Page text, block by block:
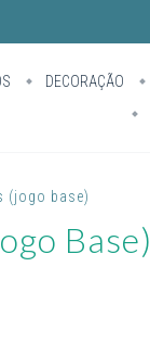
DECORAÇÃO
(jogo base)
Base)